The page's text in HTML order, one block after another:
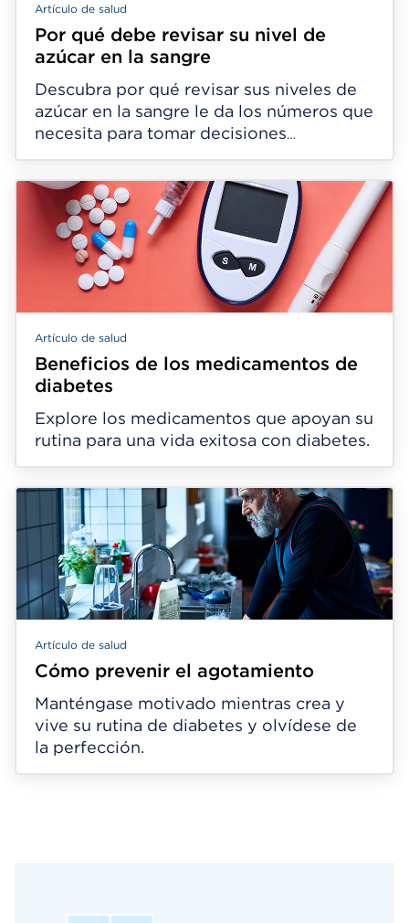
Artículo de salud
Por qué debe revisar su nivel de
azúcar en la sangre
Descubra por qué revisar sus niveles de
azúcar en la sangre le da los números que
necesita para tomar decisiones
saludables.
Artículo de salud
Beneficios de los medicamentos de
diabetes
Explore los medicamentos que apoyan su
rutina para una vida exitosa con diabetes.
Artículo de salud
Cómo prevenir el agotamiento
Manténgase motivado mientras crea y
vive su rutina de diabetes y olvídese de
la perfección.